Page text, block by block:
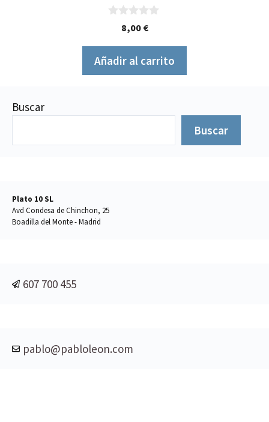
8,00 €
Añadir al carrito
Buscar
Buscar
Plato 10 SL
Avd Condesa de Chinchon, 25
Boadilla del Monte - Madrid
607 700 455
pablo@pabloleon.com